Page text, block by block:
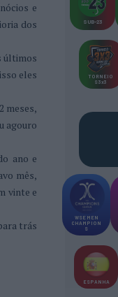
e
dos
últimos
eles
meses,
agouro
ano e
mês,
vinte e
trás
SUB-23
TORNEIO
S 3x3
WSE MEN
CHAMPION
S
ESPANHA